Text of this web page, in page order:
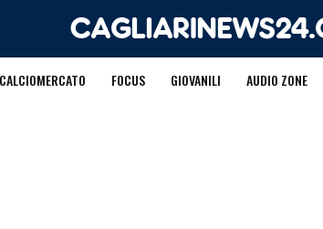
CALCIOMERCATO FOCUS GIOVANILI AUDIO ZONE